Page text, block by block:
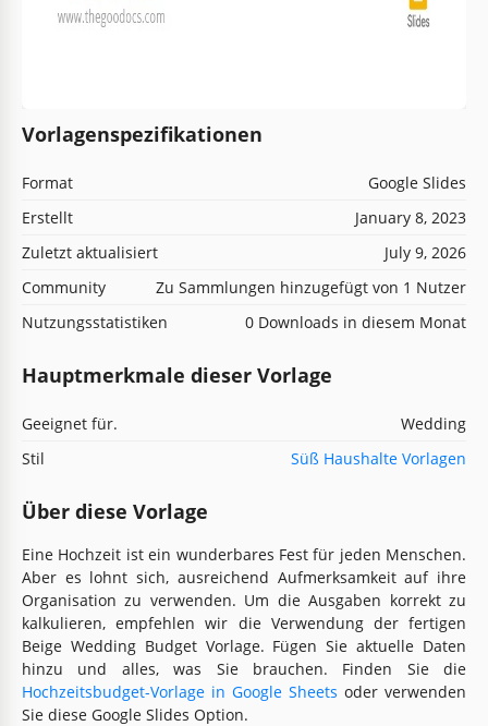
Vorlagenspezifikationen
Format
Google Slides
Erstellt
January 8, 2023
Zuletzt aktualisiert
July 9, 2026
Community
Zu Sammlungen hinzugefügt von 1 Nutzer
Nutzungsstatistiken
0 Downloads in diesem Monat
Hauptmerkmale dieser Vorlage
Geeignet für.
Wedding
Stil
Süß Haushalte Vorlagen
Über diese Vorlage
Eine Hochzeit ist ein wunderbares Fest für jeden Menschen.
Aber es lohnt sich, ausreichend Aufmerksamkeit auf ihre
Organisation zu verwenden. Um die Ausgaben korrekt zu
kalkulieren, empfehlen wir die Verwendung der fertigen
Beige Wedding Budget Vorlage. Fügen Sie aktuelle Daten
hinzu und alles, was Sie brauchen. Finden Sie die
Hochzeitsbudget-Vorlage in Google Sheets oder verwenden
Sie diese Google Slides Option.